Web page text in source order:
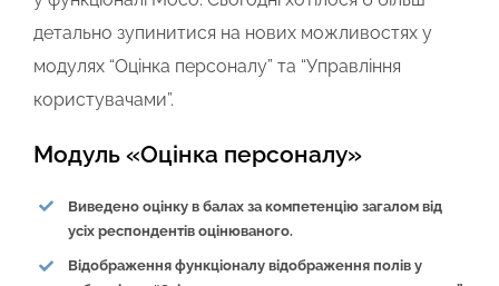
детально зупинитися на нових можливостях у
модулях “Оцінка персоналу” та “Управління
користувачами”.
Модуль «Оцінка персоналу»
Виведено оцінку в балах за компетенцію загалом від
усіх респондентів оцінюваного.
Відображення функціоналу відображення полів у